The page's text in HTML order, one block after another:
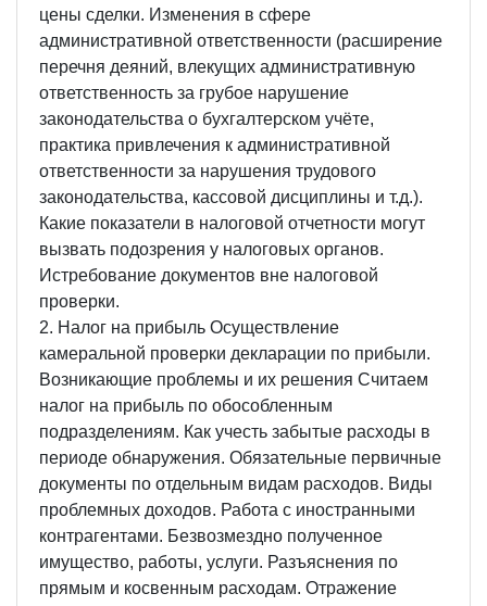
цены сделки. Изменения в сфере
административной ответственности (расширение
перечня деяний, влекущих административную
ответственность за грубое нарушение
законодательства о бухгалтерском учёте,
практика привлечения к административной
ответственности за нарушения трудового
законодательства, кассовой дисциплины и т.д.).
Какие показатели в налоговой отчетности могут
вызвать подозрения у налоговых органов.
Истребование документов вне налоговой
проверки.
2. Налог на прибыль Осуществление
камеральной проверки декларации по прибыли.
Возникающие проблемы и их решения Считаем
налог на прибыль по обособленным
подразделениям. Как учесть забытые расходы в
периоде обнаружения. Обязательные первичные
документы по отдельным видам расходов. Виды
проблемных доходов. Работа с иностранными
контрагентами. Безвозмездно полученное
имущество, работы, услуги. Разъяснения по
прямым и косвенным расходам. Отражение